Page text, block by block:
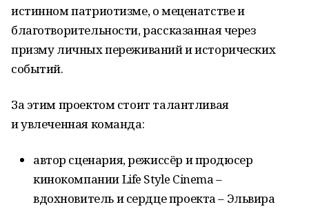
истинном патриотизме, о меценатстве и
благотворительности, рассказанная через
призму личных переживаний и исторических
событий.
За этим проектом стоит талантливая
и увлеченная команда:
автор сценария, режиссёр и продюсер
кинокомпании Life Style Cinema –
вдохновитель и сердце проекта – Эльвира